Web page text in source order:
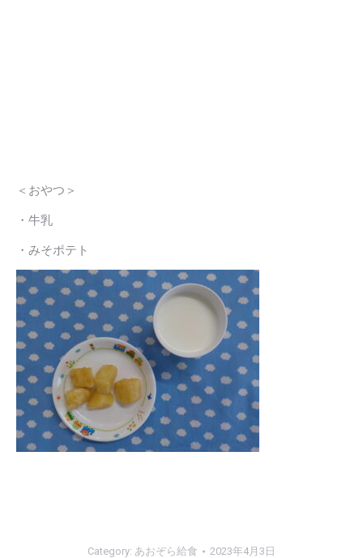
＜おやつ＞
・牛乳
・みそポテト
Category: あおぞら給食 2023年4月3日